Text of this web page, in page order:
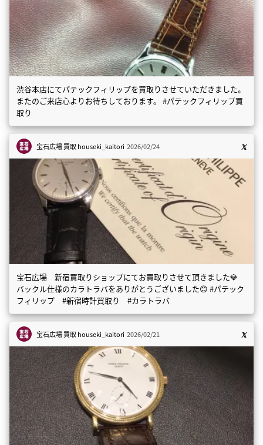
渋谷本店にてパテックフィリップを買取りさせていただきました。
またのご来店心よりお待ちしております。 #パテックフィリップ買
取り
宝石広場 買取houseki_kaitori 2026/02/24
宝石広場 新宿買取りショップにてお買取りさせて頂きました💎
バックル仕様のカラトラバをありがとうございました😊 #パテック
フィリップ #新宿時計買取り #カラトラバ
宝石広場 買取houseki_kaitori 2026/02/21